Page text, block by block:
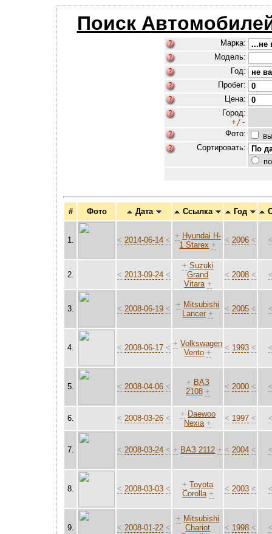
Поиск
Марка:
Модель:
Год:
Пробег:
Цена:
Город:
+/-
Фото:
Сортировать:
# Фото Дата Ссылка Год
1. < 2014-06-14 < + Hyundai H-
1 Starex +
< 2006 <
2. < 2013-09-24 <
+ Suzuki
Grand
Vitara +
< 2008 <
3. < 2008-06-19 < + Mitsubishi
Lancer +
< 2005 <
4. < 2008-06-17 < + Volkswagen
Vento +
< 1993 <
5. < 2008-04-06 < + ВАЗ
2108 +
< 2000 <
6. < 2008-03-26 < + Daewoo
Nexia +
< 1997 <
7. < 2008-03-24 < + ВАЗ 2112 + < 2004 <
8. < 2008-03-03 < + Toyota
Corolla +
< 2003 <
9. < 2008-01-22 <
+ Mitsubishi
Chariot
< 1998 <